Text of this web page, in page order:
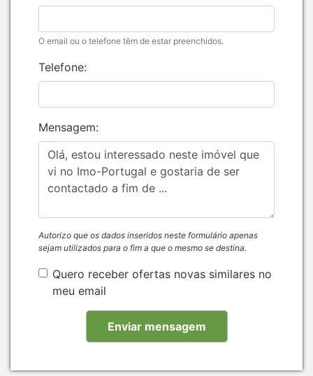
O email ou o telefone têm de estar preenchidos.
Telefone:
Mensagem:
Autorizo que os dados inseridos neste formulário apenas
sejam utilizados para o fim a que o mesmo se destina.
Quero receber ofertas novas similares no
meu email